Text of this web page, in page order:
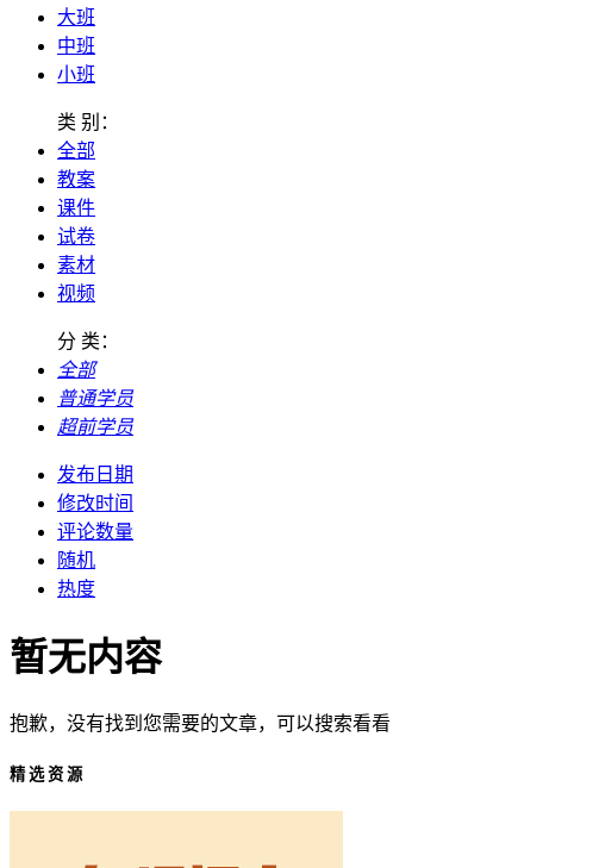
大班
中班
小班
类 别：
全部
教案
课件
试卷
素材
视频
分 类：
全部
普通学员
超前学员
发布日期
修改时间
评论数量
随机
热度
暂无内容
抱歉，没有找到您需要的文章，可以搜索看看
精 选 资 源